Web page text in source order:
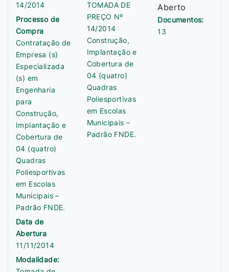
14/2014
Processo de
Compra
Contratação de
Empresa (s)
Especializada
(s) em
Engenharia
para
Construção,
Implantação e
Cobertura de
04 (quatro)
Quadras
Poliesportivas
em Escolas
Municipais –
Padrão FNDE.
Data de
Abertura
11/11/2014
Modalidade:
TOMADA DE
PREÇO Nº
14/2014
Construção,
Implantação e
Cobertura de
04 (quatro)
Quadras
Poliesportivas
em Escolas
Municipais –
Padrão FNDE.
Aberto
Documentos:
13